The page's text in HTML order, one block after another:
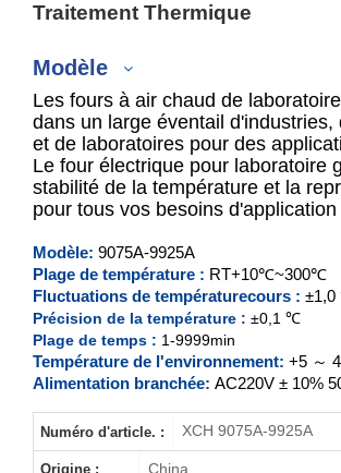
Traitement Thermique
Modèle
XCH-9070A-9920A
Les fours à air chaud de
dans un large éventail d'industries,
et de laboratoires pour des
Le four électrique pour laboratoire
stabilité de la température et la
pour tous vos besoins
Modèle: 9075A-9925A
Plage de température : RT+10℃~300℃
Fluctuations de températurecours :
Précision de la température : ±0,1 ℃
Plage de temps : 1-9999min
Température de l'environnement: +5 ～
Alimentation branchée: AC220V ± 10%
Numéro d'article. : XCH 9075A-9925A
Origine : China